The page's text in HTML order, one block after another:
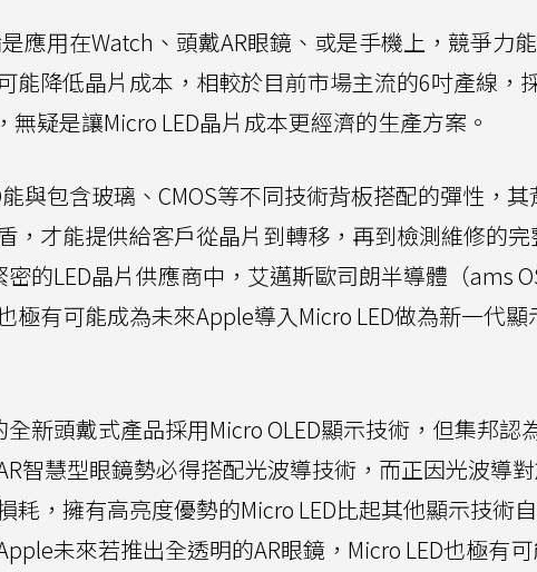
應用在Watch、頭戴AR眼鏡、或是手機上，競爭力
能降低晶片成本，相較於目前市場主流的6吋產線，
無疑是讓Micro LED晶片成本更經濟的生產方案。
與包含玻璃、CMOS等不同技術背板搭配的彈性，
，才能提供給客戶從晶片到轉移，再到檢測維修的完
的LED晶片供應商中，艾邁斯歐司朗半導體（ams
極有可能成為未來Apple導入Micro LED做為新一代
新頭戴式產品採用Micro OLED顯示技術，但集邦認
智慧型眼鏡勢必得搭配光波導技術，而正因光波導
耗，擁有高亮度優勢的Micro LED比起其他顯示技術
未來若推出全透明的AR眼鏡，Micro LED也極有